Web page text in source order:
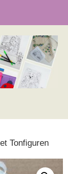
Tonfiguren